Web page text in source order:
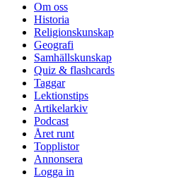
Om oss
Historia
Religionskunskap
Geografi
Samhällskunskap
Quiz & flashcards
Taggar
Lektionstips
Artikelarkiv
Podcast
Året runt
Topplistor
Annonsera
Logga in